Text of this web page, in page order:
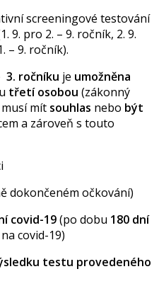
screeningové testování
9. pro 2. – 9. ročník, 2. 9.
– 9. ročník).
3. ročníku je umožněna
třetí osobou (zákonný
mít souhlas nebo být
a zároveň s touto
dokončeném očkování)
covid-19(po dobu 180 dní
covid-19)
testu provedeného